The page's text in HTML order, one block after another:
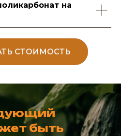
на
СТОИМОСТЬ
быть